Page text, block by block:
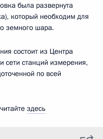
была развернута
который необходим для
земного шара.
состоит из Центра
сети станций измерения,
по всей
здесь